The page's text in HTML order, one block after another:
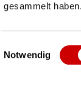
gesammelt haben.
Notwendig